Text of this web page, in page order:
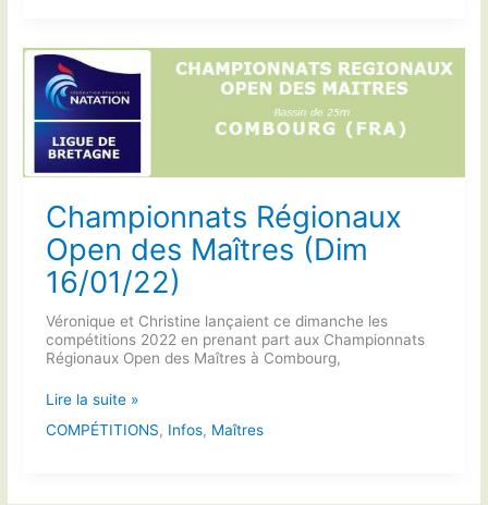
Championnats Régionaux
Open des Maîtres (Dim
16/01/22)
Véronique et Christine lançaient ce dimanche les
compétitions 2022 en prenant part aux Championnats
Régionaux Open des Maîtres à Combourg,
Championnats
Régionaux
Open
Lire la suite »
COMPÉTITIONS, Infos, Maîtres